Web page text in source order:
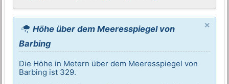
×
Höhe über dem Meeresspiegel von
Barbing
Die Höhe in Metern über dem Meeresspiegel von
Barbing ist 329.